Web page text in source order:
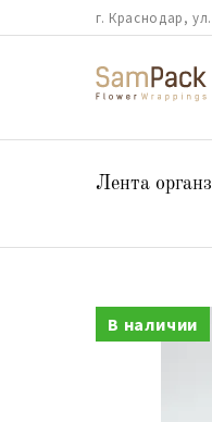
г. Краснодар,
Лента
В наличии